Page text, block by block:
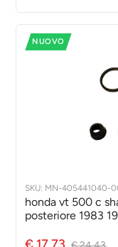
NUOVO
SKU: MN-405441040-
honda vt 500 c
posteriore 1983